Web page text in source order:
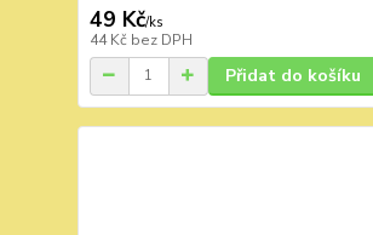
49 Kč/ks
44 Kč bez DPH
Přidat do košíku